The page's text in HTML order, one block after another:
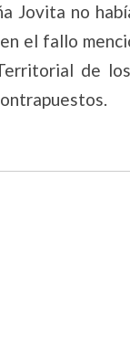
Jovita no
el fallo
de